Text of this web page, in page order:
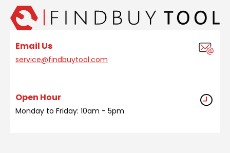
Email Us
service@findbuytool.com
Open Hour
Monday to Friday: 10am - 5pm